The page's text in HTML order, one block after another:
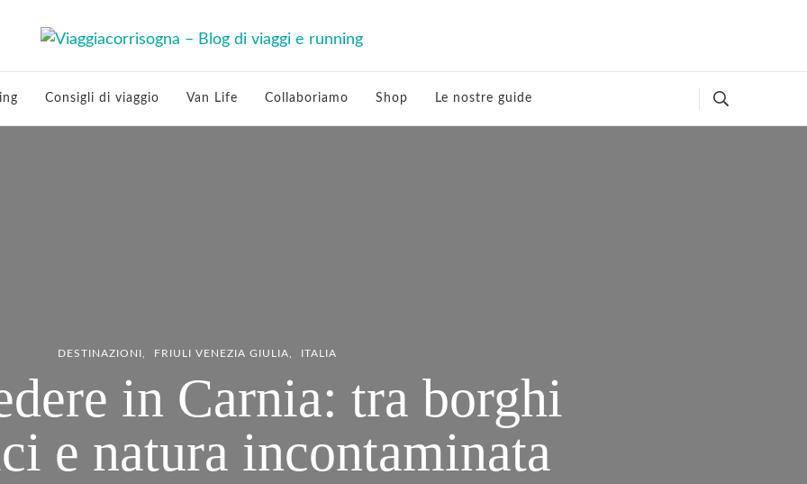
e running
Consigli di viaggio Van Life Collaboriamo Shop Le nostre guide
DESTINAZIONI FRIULI VENEZIA GIULIA ITALIA
in Carnia: tra borghi
e natura incontaminata